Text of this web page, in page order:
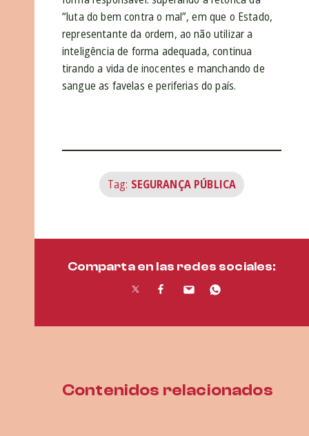
“luta do bem contra o mal”, em que o Estado,
representante da ordem, ao não utilizar a
inteligência de forma adequada, continua
tirando a vida de inocentes e manchando de
sangue as favelas e periferias do país.
Tag: SEGURANÇA PÚBLICA
Comparta en las redes sociales:
Contenidos relacionados